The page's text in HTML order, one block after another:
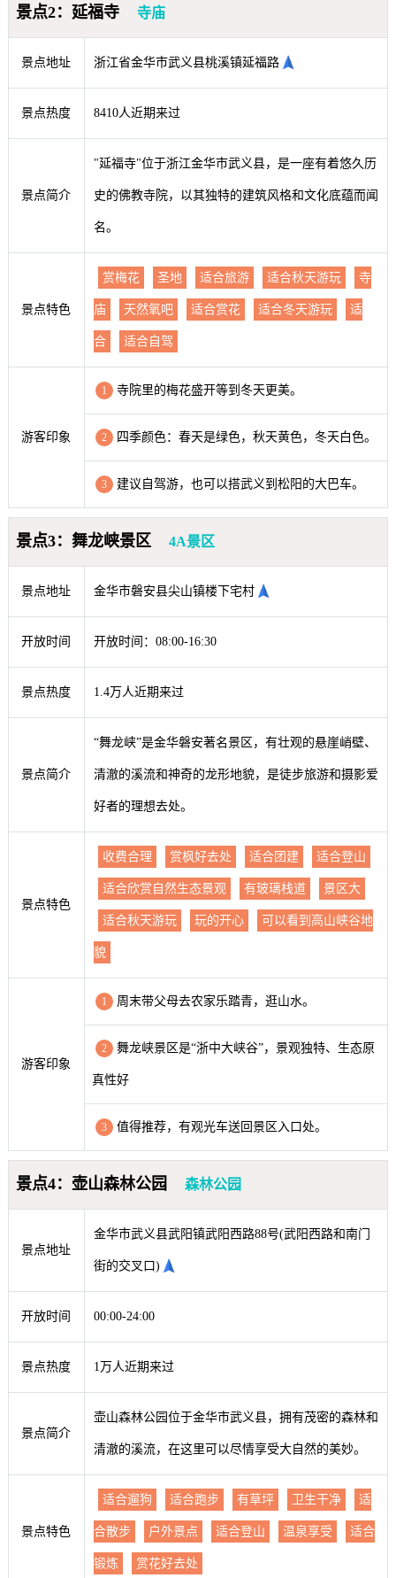
景点2：延福寺 寺庙
景点地址 浙江省金华市武义县桃溪镇延福路
景点热度 8410人近期来过
景点简介
"延福寺"位于浙江金华市武义县，是一座有着悠久历
史的佛教寺院，以其独特的建筑风格和文化底蕴而闻
名。
景点特色
赏梅花 圣地 适合旅游 适合秋天游玩 寺
庙 天然氧吧 适合赏花 适合冬天游玩 适
合 适合自驾
游客印象
1 寺院里的梅花盛开等到冬天更美。
2 四季颜色：春天是绿色，秋天黄色，冬天白色。
3 建议自驾游，也可以搭武义到松阳的大巴车。
景点3：舞龙峡景区 4A景区
景点地址 金华市磐安县尖山镇楼下宅村
开放时间 开放时间：08:00-16:30
景点热度 1.4万人近期来过
景点简介
“舞龙峡”是金华磐安著名景区，有壮观的悬崖峭壁、
清澈的溪流和神奇的龙形地貌，是徒步旅游和摄影爱
好者的理想去处。
景点特色
收费合理 赏枫好去处 适合团建 适合登山
适合欣赏自然生态景观 有玻璃栈道 景区大
适合秋天游玩 玩的开心 可以看到高山峡谷地
貌
游客印象
1 周末带父母去农家乐踏青，逛山水。
2 舞龙峡景区是“浙中大峡谷”，景观独特、生态原
真性好
3 值得推荐，有观光车送回景区入口处。
景点4：壶山森林公园 森林公园
景点地址
金华市武义县武阳镇武阳西路88号(武阳西路和南门
街的交叉口)
开放时间 00:00-24:00
景点热度 1万人近期来过
景点简介
壶山森林公园位于金华市武义县，拥有茂密的森林和
清澈的溪流，在这里可以尽情享受大自然的美妙。
景点特色
适合遛狗 适合跑步 有草坪 卫生干净 适
合散步 户外景点 适合登山 温泉享受 适合
锻炼 赏花好去处